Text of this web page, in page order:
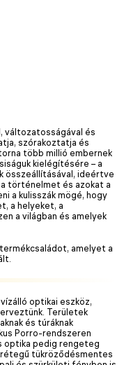
változatosságával és
szórakoztatja és
több millió embernek
kielégítésére – a
összeállításával, ideértve
történelmet és azokat a
a kulisszák mögé, hogy
a helyeket, a
a világban és amelyek
amelyet a
optikai eszköz,
Területek
és túráknak
Porro-rendszeren
optika pedig rengeteg
tükröződésmentes